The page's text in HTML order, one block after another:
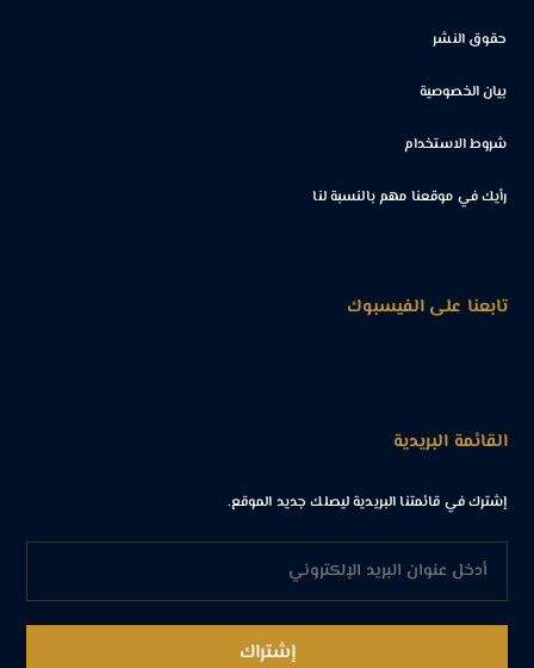
حقوق النشر
بيان الخصوصية
شروط الاستخدام
رأيك في موقعنا مهم بالنسبة لنا
تابعنا على الفيسبوك
القائمة البريدية
إشترك في قائمتنا البريدية ليصلك جديد الموقع.